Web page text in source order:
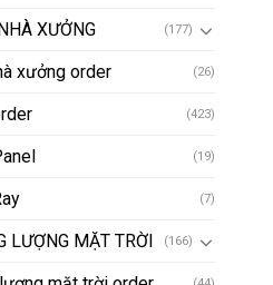
XƯỞNG (177)
xưởng order (26)
(423)
(19)
(7)
LƯỢNG MẶT TRỜI (166)